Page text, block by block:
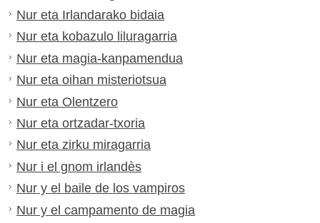
Nur eta Irlandarako bidaia
Nur eta kobazulo liluragarria
Nur eta magia-kanpamendua
Nur eta oihan misteriotsua
Nur eta Olentzero
Nur eta ortzadar-txoria
Nur eta zirku miragarria
Nur i el gnom irlandès
Nur y el baile de los vampiros
Nur y el campamento de magia